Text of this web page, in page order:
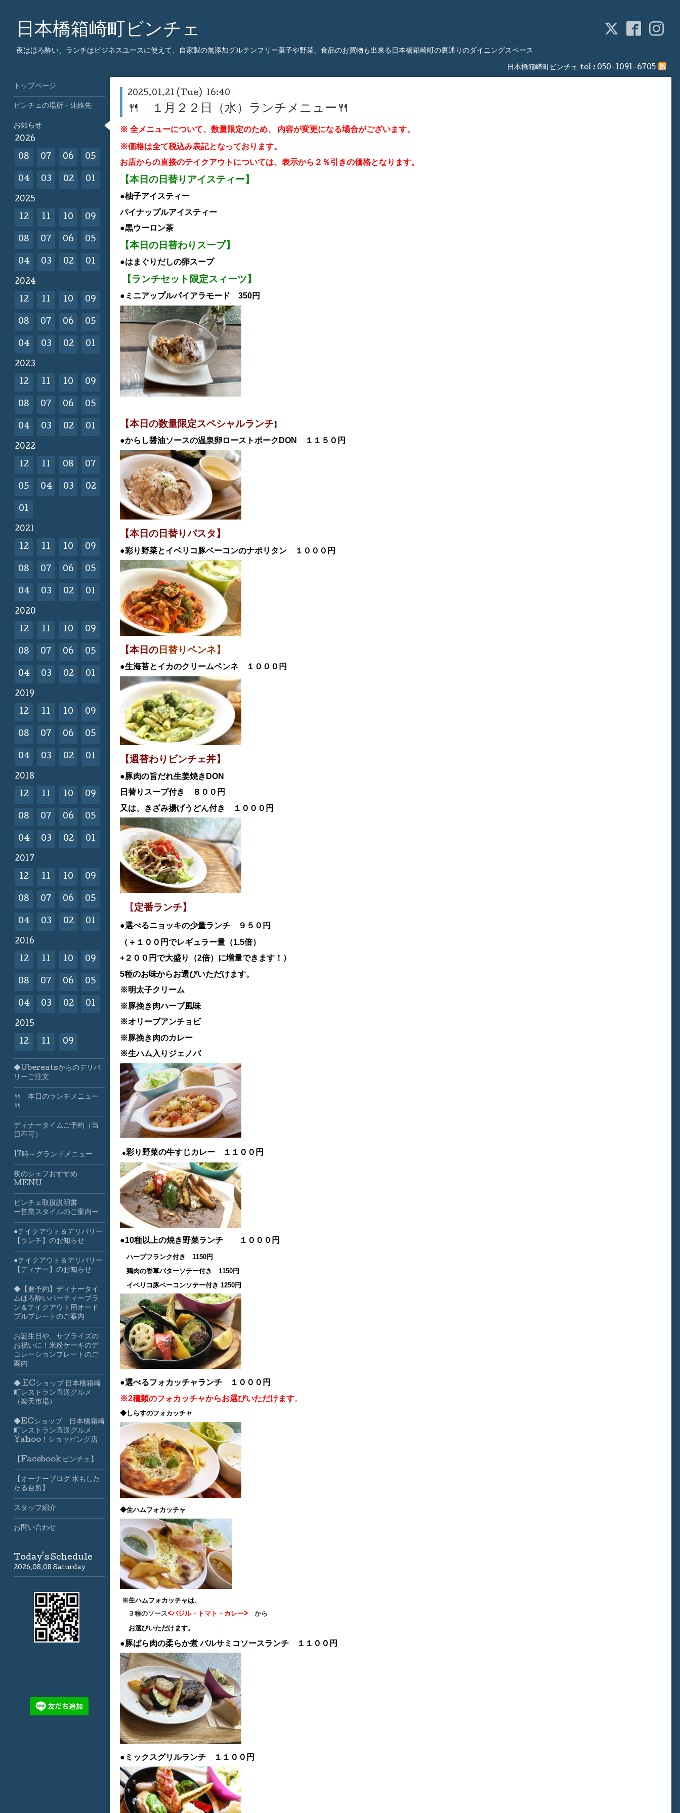
日本橋箱崎町ビンチェ
夜はほろ酔い、ランチはビジネスユースに使えて、自家製の無添加グルテンフリー菓子や野菜、食品のお買物も出来る日本橋箱崎町の裏通りのダイニングスペース
日本橋箱崎町ビンチェ tel : 050-1091-6705
2025.01.21 (Tue) 16:40
🍴 １月２２日（水）ランチメニュー🍴
※ 全メニューについて、数量限定のため、
内容が変更になる場合がございます。
※価格は全て税込み表記となっております。
お店からの直接のテイクアウトについては、表示から２％引きの価格となります。
【本日の日替りアイスティー】
●柚子アイスティー
パイナップルアイスティー
●黒ウーロン茶
【本日の日替わりスープ】
●はまぐりだしの卵スープ
【ランチセット限定スィーツ】
●ミニアップルパイアラモード 350円
【本日の数量限定スペシャルランチ】
●からし醤油ソースの温泉卵ローストポークDON １１５０円
【本日の日替りパスタ】
●彩り野菜とイベリコ豚ベーコンのナポリタン １０００ 円
【本日の 日替りペンネ】
●生海苔とイカのクリームペンネ １０００円
【週替わりビンチェ丼】
●豚肉の旨だれ生姜焼き DON
日替りスープ付き ８００円
又は、きざみ揚げうどん付き １０００円
【定番ランチ】
●選べるニョッキの少量ランチ ９５０円
（＋１００円でレギュラー量（1.5倍）
+２００円で大盛り（2倍）に増量できます！）
5種のお味からお選びいただけます。
※明太子クリーム
※豚挽き肉ハーブ風味
※オリーブアンチョビ
※豚挽き肉のカレー
※生ハム入りジェノバ
●彩り野菜の牛すじカレー １１００円
●10種以上の焼き野菜ランチ １０００円
ハーブフランク付き 1150円
鶏肉の香草バターソテー付き 1150円
イベリコ豚ベーコンソテー付き 1250円
●選べるフォカッチャランチ １０００円
※2種類のフォカッチャからお選びいただけます。
◆しらすのフォカッチャ
◆生ハムフォカッチャ
※生ハムフォカッチャは、
３種のソース<バジル・トマト・カレー> から
お選びいただけます。
●豚ばら肉の柔らか煮バルサミコソースランチ １１００円
●ミックスグリルランチ １１００円
トップページ
ビンチェの場所・連絡先
お知らせ
2026
08 07 06 05
04 03 02 01
2025
12 11 10 09
08 07 06 05
04 03 02 01
2024
12 11 10 09
08 07 06 05
04 03 02 01
2023
12 11 10 09
08 07 06 05
04 03 02 01
2022
12 11 08 07
05 04 03 02
01
2021
12 11 10 09
08 07 06 05
04 03 02 01
2020
12 11 10 09
08 07 06 05
04 03 02 01
2019
12 11 10 09
08 07 06 05
04 03 02 01
2018
12 11 10 09
08 07 06 05
04 03 02 01
2017
12 11 10 09
08 07 06 05
04 03 02 01
2016
12 11 10 09
08 07 06 05
04 03 02 01
2015
12 11 09
◆Ubereatsからのデリバ
リーご注文
🍴 本日のランチメニュー
🍴
ディナータイムご予約（当
日不可）
17時～グランドメニュー
夜のシェフおすすめ
MENU
ビンチェ取扱説明書
ー営業スタイルのご案内ー
●テイクアウト＆デリバリー
【ランチ】のお知らせ
●テイクアウト＆デリバリー
【ディナー】のお知らせ
◆【要予約】ディナータイ
ムほろ酔いパーティープラ
ン＆テイクアウト用オード
ブルプレートのご案内
お誕生日や、サプライズの
お祝いに！米粉ケーキのデ
コレーションプレートのご
案内
◆ ECショップ 日本橋箱崎
町レストラン直送グルメ
（楽天市場）
◆ECショップ 日本橋箱崎
町レストラン直送グルメ
Yahoo！ショッピング店
【Facebook ビンチェ】
【オーナーブログ 水もした
たる台所】
スタッフ紹介
お問い合わせ
Today's Schedule
2026.08.08 Saturday